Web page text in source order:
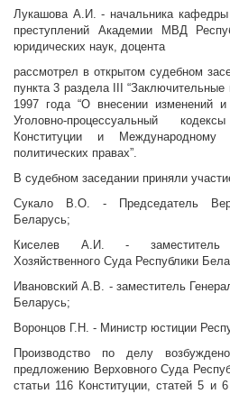
Лукашова А.И. - начальника кафедры
преступлений Академии МВД
юридических наук, доцента
рассмотрел в открытом судебном
пункта 3 раздела III
1997 года “О внесении изменений
Уголовно-процессуальный
Конституции и
политических правах”.
В судебном заседании приняли
Сукало В.О. - Председатель
Беларусь;
Киселев А.И. - заместитель
Хозяйственного Суда Республики
Ивановский А.В. - заместитель
Беларусь;
Воронцов Г.Н. - Министр юстиции
Производство по делу
предложению Верховного Суда
статьи 116 Конституции, статей 5 и